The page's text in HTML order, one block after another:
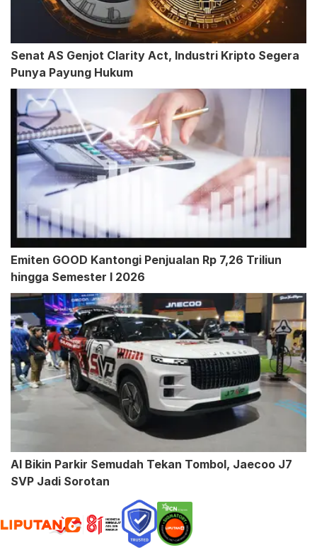
Senat AS Genjot Clarity Act, Industri Kripto Segera
Punya Payung Hukum
Emiten GOOD Kantongi Penjualan Rp 7,26 Triliun
hingga Semester I 2026
AI Bikin Parkir Semudah Tekan Tombol, Jaecoo J7
SVP Jadi Sorotan